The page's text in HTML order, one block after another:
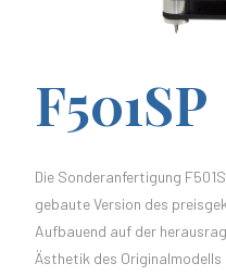
F501SP
Die Sonderanfertigung
gebaute Version des
Aufbauend auf der
Ästhetik des